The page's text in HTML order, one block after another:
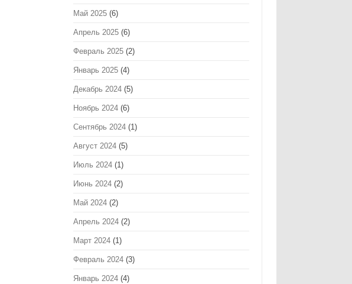
Май 2025 (6)
Апрель 2025 (6)
Февраль 2025 (2)
Январь 2025 (4)
Декабрь 2024 (5)
Ноябрь 2024 (6)
Сентябрь 2024 (1)
Август 2024 (5)
Июль 2024 (1)
Июнь 2024 (2)
Май 2024 (2)
Апрель 2024 (2)
Март 2024 (1)
Февраль 2024 (3)
Январь 2024 (4)